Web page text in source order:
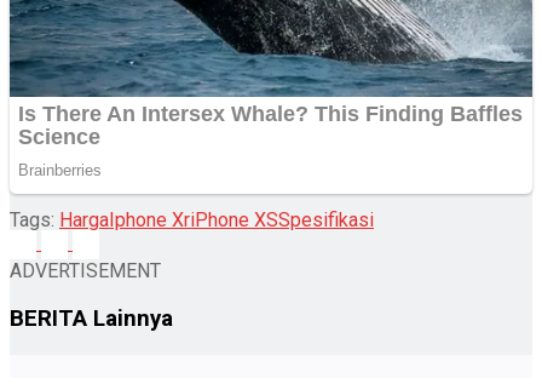
Tags: HargaIphone XriPhone XSSpesifikasi
ADVERTISEMENT
BERITA Lainnya